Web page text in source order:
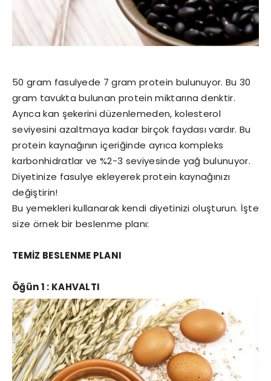
50 gram fasulyede 7 gram protein bulunuyor. Bu 30
gram tavukta bulunan protein miktarına denktir.
Ayrıca kan şekerini düzenlemeden, kolesterol
seviyesini azaltmaya kadar birçok faydası vardır. Bu
protein kaynağının içeriğinde ayrıca kompleks
karbonhidratlar ve %2-3 seviyesinde yağ bulunuyor.
Diyetinize fasulye ekleyerek protein kaynağınızı
değiştirin!
Bu yemekleri kullanarak kendi diyetinizi oluşturun. İşte
size örnek bir beslenme planı:
TEMİZ BESLENME PLANI
Öğün 1 : KAHVALTI